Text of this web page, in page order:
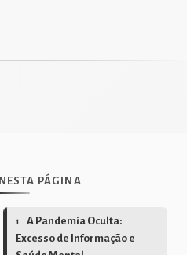
NESTA PÁGINA
1
A Pandemia Oculta:
Excesso de Informação e